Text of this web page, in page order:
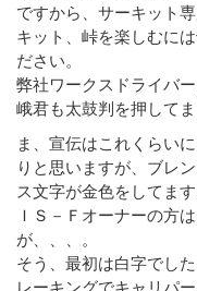
ですから、サーキット
キット、峠を楽しむに
ださい。
弊社ワークスドライバ
峨君も太鼓判を押してま
ま、宣伝はこれくらい
りと思いますが、ブレ
ス文字が金色をしてます
ＩＳ－Ｆオーナーの方
が、、、。
そう、最初は白字でし
レーキングでキャリパ